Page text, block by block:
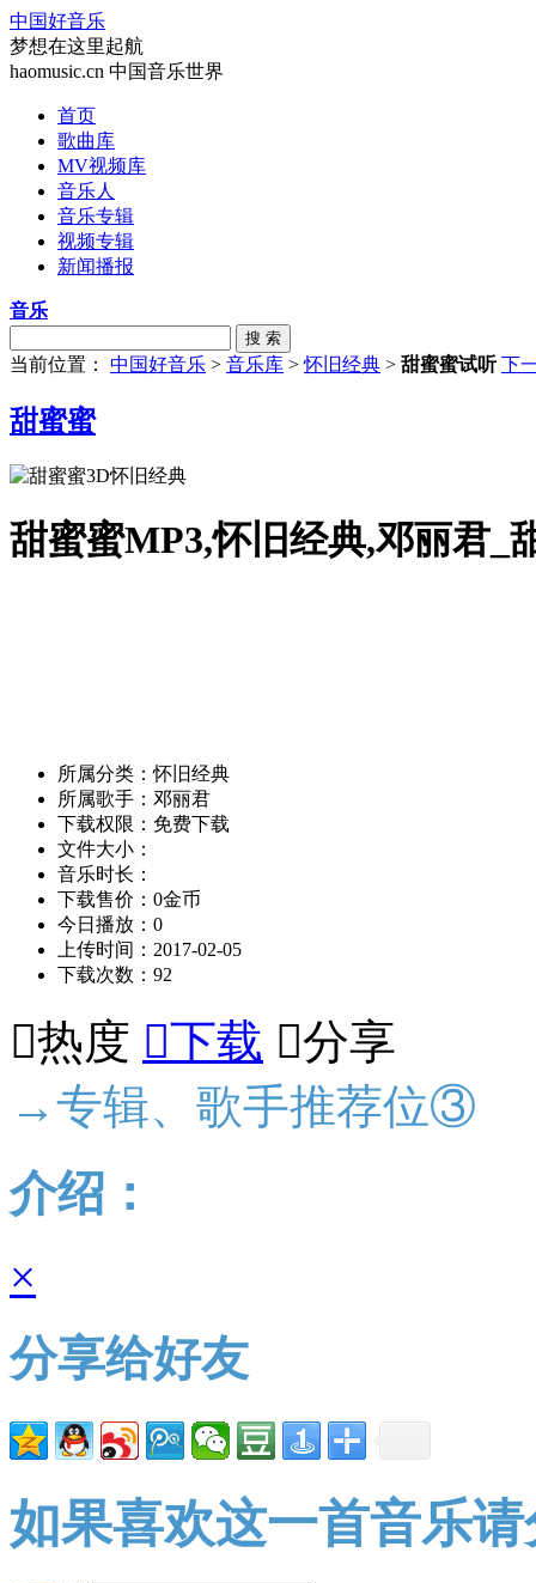
中国好音乐
梦想在这里起航
haomusic.cn 中国音乐世界
首页
歌曲库
MV视频库
音乐人
音乐专辑
视频专辑
新闻播报
音乐
搜 索
当前位置： 中国好音乐 > 音乐库 >怀旧经典 > 甜蜜蜜试听 下
甜蜜蜜
甜蜜蜜MP3,怀旧经典,邓丽君_
所属分类：怀旧经典
所属歌手：邓丽君
下载权限：免费下载
文件大小：
音乐时长：
下载售价：0金币
今日播放：0
上传时间：2017-02-05
下载次数：92
热度 下载 分享
→专辑、歌手推荐位③
介绍：
×
分享给好友
如果喜欢这一首音乐